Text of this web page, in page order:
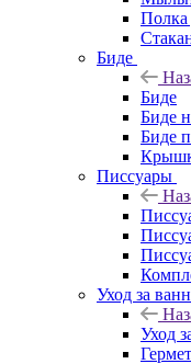
Полка
Биде
Биде
Биде
Биде
Писсуары
Уход за
Уход